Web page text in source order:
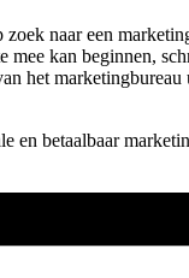
naar een
kan beginnen,
het
en betaalbaar